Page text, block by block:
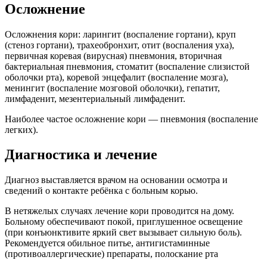
Осложнение
Осложнения кори: ларингит (воспаление гортани), круп
(стеноз гортани), трахеобронхит, отит (воспаления уха),
первичная коревая (вирусная) пневмония, вторичная
бактериальная пневмония, стоматит (воспаление слизистой
оболочки рта), коревой энцефалит (воспаление мозга),
менингит (воспаление мозговой оболочки), гепатит,
лимфаденит, мезентериальный лимфаденит.
Наиболее частое осложнение кори — пневмония (воспаление
легких).
Диагностика и лечение
Диагноз выставляется врачом на основании осмотра и
сведений о контакте ребёнка с больным корью.
В нетяжелых случаях лечение кори проводится на дому.
Больному обеспечивают покой, приглушенное освещение
(при конъюнктивите яркий свет вызывает сильную боль).
Рекомендуется обильное питье, антигистаминные
(противоаллергические) препараты, полоскание рта